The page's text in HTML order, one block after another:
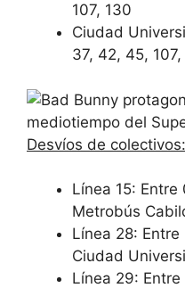
107, 130
Ciudad
37, 42, 45, 107,
Desvíos de colectivos:
Línea 15:
Metrobús
Línea 28:
Ciudad
Línea 29: